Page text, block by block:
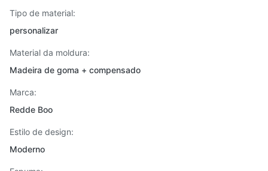
Tipo de material:
personalizar
Material da moldura:
Madeira de goma + compensado
Marca:
Redde Boo
Estilo de design:
Moderno